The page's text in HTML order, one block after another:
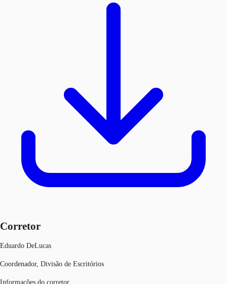
Corretor
Eduardo DeLucas
Coordenador, Divisão de Escritórios
Informações do corretor